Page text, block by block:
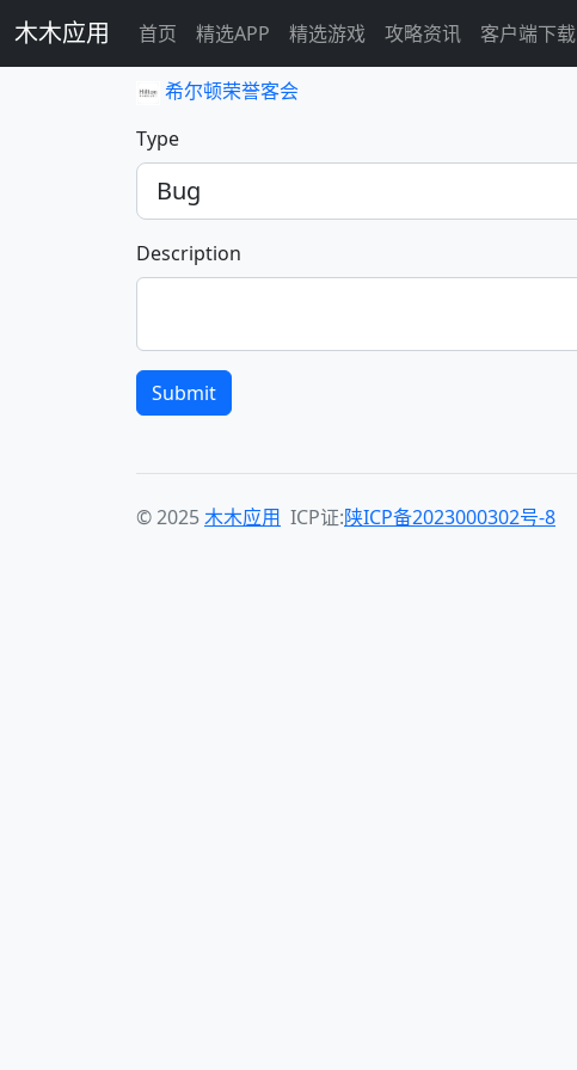
木木应用 首页 精选APP 精选游戏 攻略资讯 客户端下载
希尔顿荣誉客会
Type
Description
Submit
© 2025木木应用 ICP证:陕ICP备2023000302号-8